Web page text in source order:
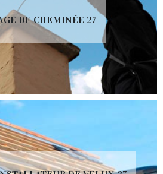
DE CHEMINÉE 27